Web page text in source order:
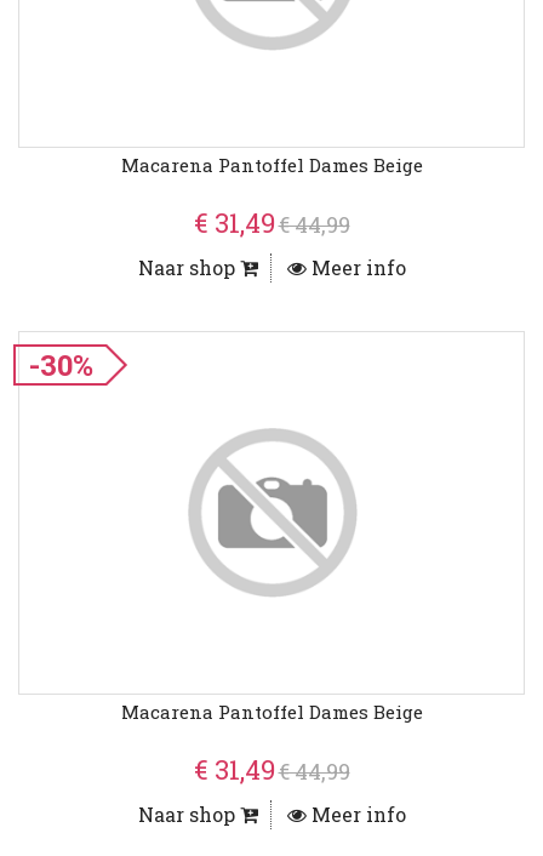
Macarena Pantoffel Dames Beige
€ 31,49€ 44,99
Naar shop Meer info
-30%
Macarena Pantoffel Dames Beige
€ 31,49€ 44,99
Naar shop Meer info